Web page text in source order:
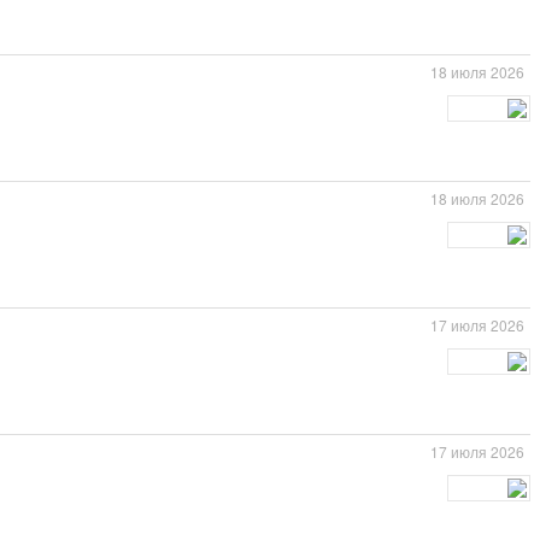
18 июля 2026
18 июля 2026
17 июля 2026
17 июля 2026